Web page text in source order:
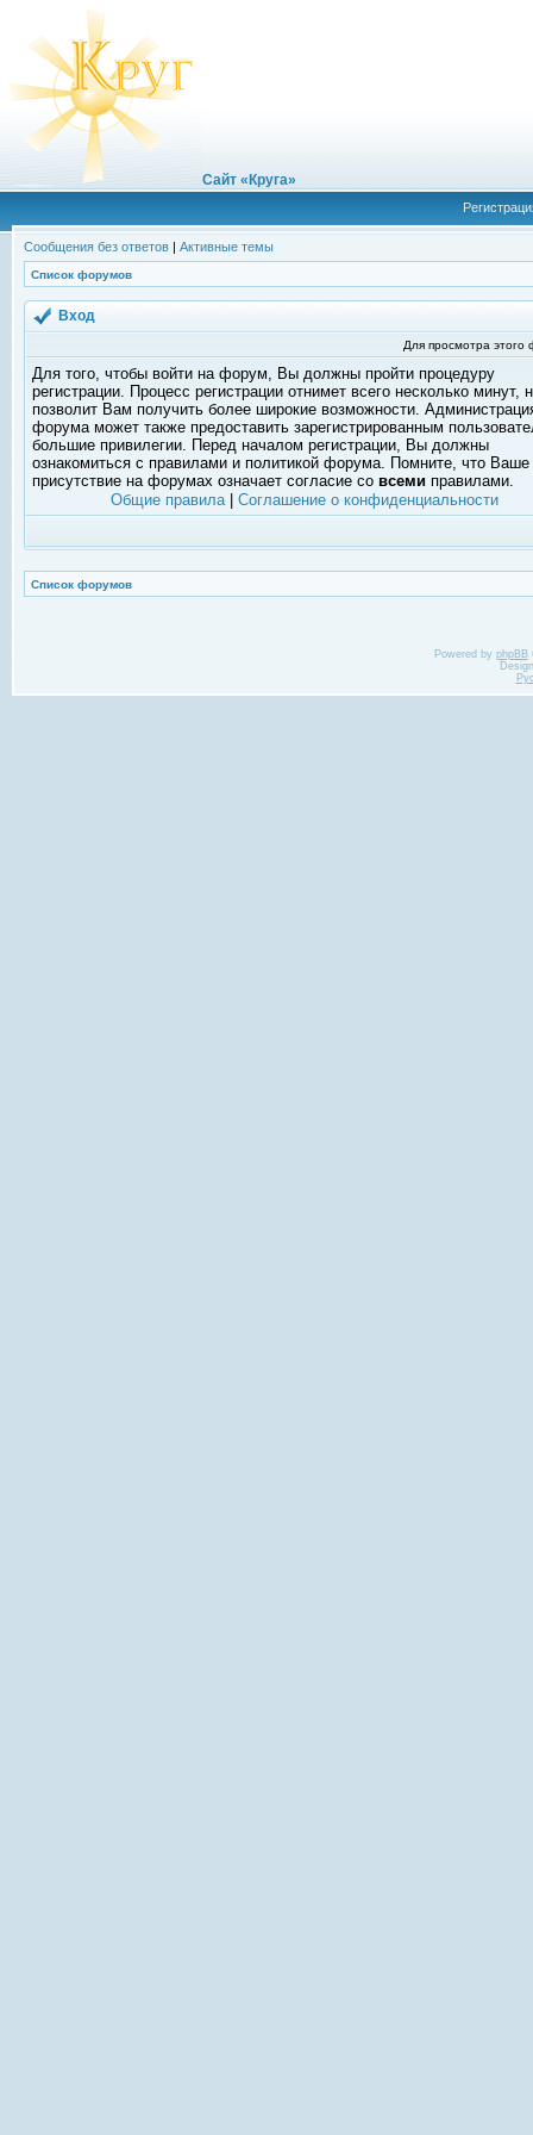
Сайт «Круга»
Сообщения без ответов | Активные темы
Список форумов
Вход
Для просмотра
Для того, чтобы войти на форум, Вы должны пройти процедуру
регистрации. Процесс регистрации отнимет всего несколько минут,
позволит Вам получить более широкие возможности.
форума может также предоставить зарегистрированным
большие привилегии. Перед началом регистрации, Вы должны
ознакомиться с правилами и политикой форума. Помните, что Ваше
присутствие на форумах означает согласие со всеми правилами.
Общие правила| Соглашение о конфиденциальности
Список форумов
Powered by phpBB